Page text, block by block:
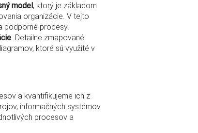
model, ktorý je základom
organizácie. V tejto
podporné procesy.
. Detailne zmapované
ktoré sú využité v
a kvantifikujeme ich z
informačných systémov
procesov a